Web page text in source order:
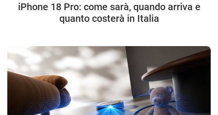
iPhone 18 Pro: come sarà, quando arriva e
quanto costerà in Italia